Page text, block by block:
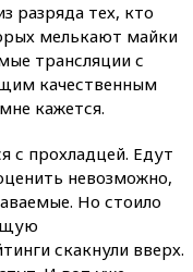
разряда тех, кто
мелькают майки
трансляции с
качественным
кажется.
с прохладцей. Едут
невозможно,
Но стоило
скакнули вверх.